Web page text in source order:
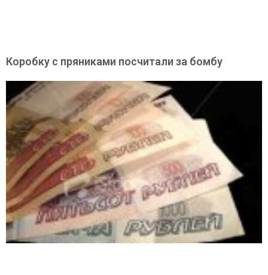
Коробку с пряниками посчитали за бомбу